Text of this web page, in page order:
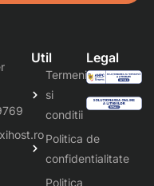
Util
Termeni
si
conditii
Politica de
confidentialitate
Politica
Legal